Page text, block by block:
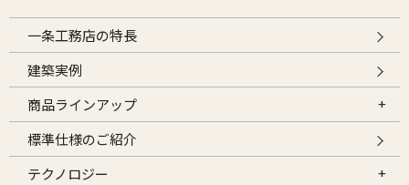
一条工務店の特長
建築実例
商品ラインアップ
標準仕様のご紹介
テクノロジー